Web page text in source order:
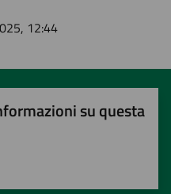
12:44
su questa
su 5